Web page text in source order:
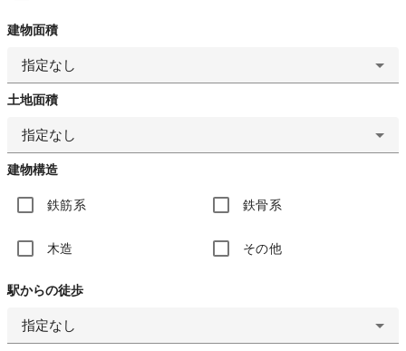
建物面積
指定なし
土地面積
指定なし
建物構造
鉄筋系 鉄骨系
木造 その他
駅からの徒歩
指定なし